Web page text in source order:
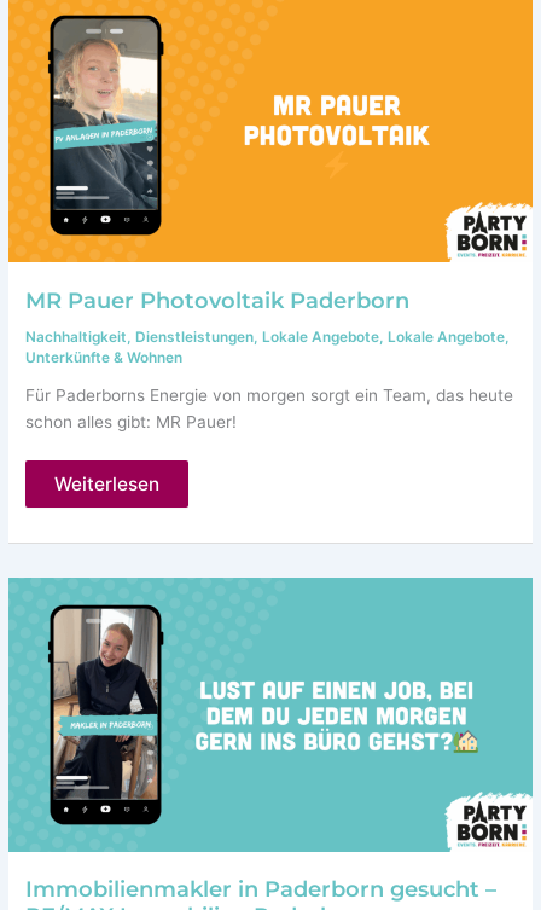
Paderborn
nach?
MR Pauer Photovoltaik Paderborn
Nachhaltigkeit ,Dienstleistungen ,Lokale Angebote ,Lokale Angebote
Unterkünfte & Wohnen
Für Paderborns Energie von morgen sorgt ein Team, das heute
schon alles gibt: MR Pauer!
MR
Paderborn
Weiterlesen
Immobilienmakler in Paderborn gesucht –